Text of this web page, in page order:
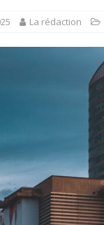
La rédaction